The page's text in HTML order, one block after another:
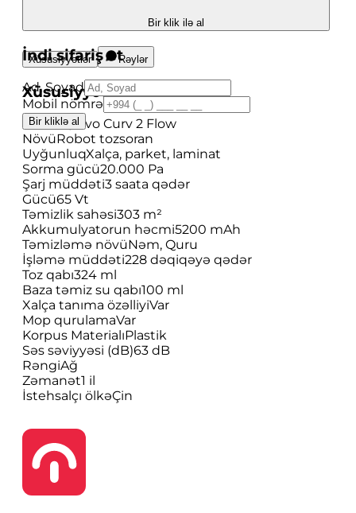
Bir klik ilə al
İndi sifariş et
Ad, Soyad
Mobil nömrə
Bir kliklə al
Xüsusiyyətlər Rəylər
Xüsusiyyətlər
ModelQrevo Curv 2 Flow
NövüRobot tozsoran
UyğunluqXalça, parket, laminat
Sorma gücü20.000 Pa
Şarj müddəti3 saata qədər
Gücü65 Vt
Təmizlik sahəsi303 m²
Akkumulyatorun həcmi5200 mAh
Təmizləmə növüNəm, Quru
İşləmə müddəti228 dəqiqəyə qədər
Toz qabı324 ml
Baza təmiz su qabı100 ml
Xalça tanıma özəlliyiVar
Mop qurulamaVar
Korpus MaterialıPlastik
Səs səviyyəsi (dB)63 dB
RəngiAğ
Zəmanət1 il
İstehsalçı ölkəÇin